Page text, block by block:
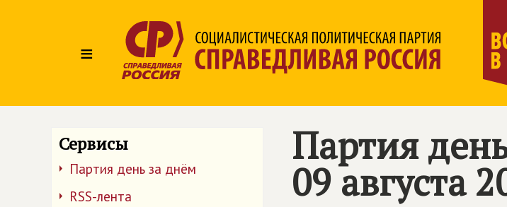
≡
Сервисы
Партия день за днём
RSS-лента
Партия
09 августа